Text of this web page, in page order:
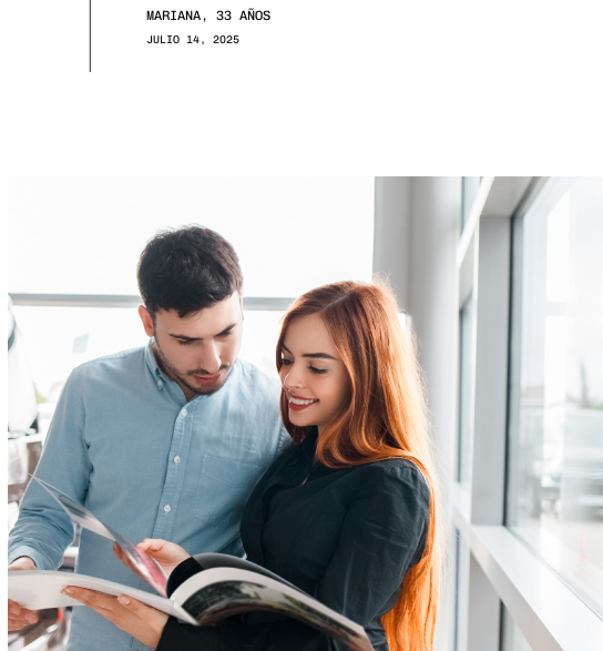
MARIANA, 33 AÑOS
JULIO 14, 2025